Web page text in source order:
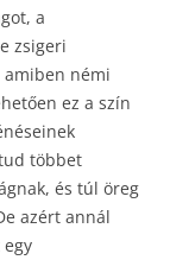
a
zsigeri
amiben némi
ez a szín
többet
és túl öreg
azért annál